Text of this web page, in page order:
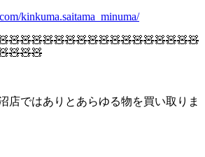
kinkuma.saitama_minuma/
店ではありとあらゆる物を買い取りま